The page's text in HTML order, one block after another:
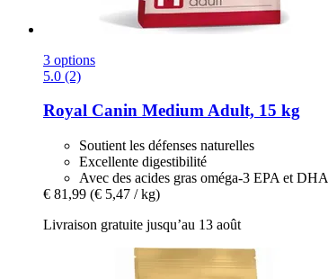
3 options
5.0 (2)
Royal Canin Medium Adult, 15 kg
Soutient les défenses naturelles
Excellente digestibilité
Avec des acides gras oméga-3 EPA et DHA
€ 81,99 (€ 5,47 / kg)
Livraison gratuite jusqu’au 13 août